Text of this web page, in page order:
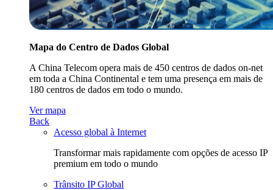
Mapa do Centro de Dados Global
A China Telecom opera mais de 450 centros de dados on-net
em toda a China Continental e tem uma presença em mais de
180 centros de dados em todo o mundo.
Ver mapa
Back
Acesso global à Internet
Transformar mais rapidamente com opções de acesso IP
premium em todo o mundo
Trânsito IP Global